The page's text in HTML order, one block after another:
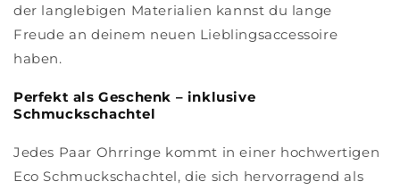
der langlebigen Materialien kannst du lange
Freude an deinem neuen Lieblingsaccessoire
haben.
Perfekt als Geschenk – inklusive
Schmuckschachtel
Jedes Paar Ohrringe kommt in einer hochwertigen
Eco Schmuckschachtel, die sich hervorragend als